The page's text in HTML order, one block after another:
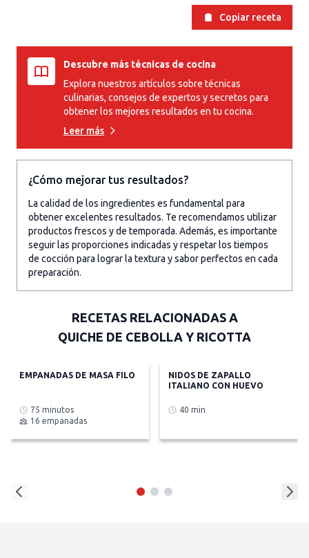
Copiar receta
Descubre más técnicas de cocina
Explora nuestros artículos sobre técnicas
culinarias, consejos de expertos y secretos para
obtener los mejores resultados en tu cocina.
Leer más
¿Cómo mejorar tus resultados?
La calidad de los ingredientes es fundamental para
obtener excelentes resultados. Te recomendamos utilizar
productos frescos y de temporada. Además, es importante
seguir las proporciones indicadas y respetar los tiempos
de cocción para lograr la textura y sabor perfectos en cada
preparación.
RECETAS RELACIONADAS A
QUICHE DE CEBOLLA Y RICOTTA
EMPANADAS DE MASA FILO
75 minutos
16 empanadas
NIDOS DE ZAPALLO
ITALIANO CON HUEVO
40 min